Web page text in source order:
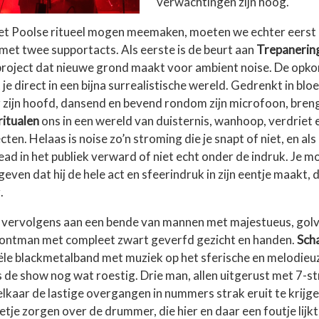
Poolse ritueel mogen meemaken, moeten we echter
twee supportacts. Als eerste is de beurt aan
dat nieuwe grond maakt voor ambient noise. De
direct in een bijna surrealistische wereld. Gedrenkt in
hoofd, dansend en bevend rondom zijn microfoon,
ons in een wereld van duisternis, wanhoop, verdriet
Helaas is noise zo’n stroming die je snapt of niet, en
in het publiek verward of niet echt onder de indruk. Je
dat hij de hele act en sfeerindruk in zijn eentje maakt,
aan een bende van mannen met majestueus,
met compleet zwart geverfd gezicht en handen.
blackmetalband met muziek op het sferische en
de show nog wat roestig. Drie man, allen uitgerust met 7-
de lastige overgangen in nummers strak eruit te
zorgen over de drummer, die hier en daar een foutje